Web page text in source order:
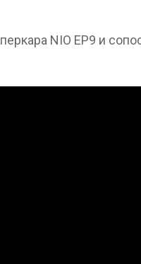
NIO EP9 и